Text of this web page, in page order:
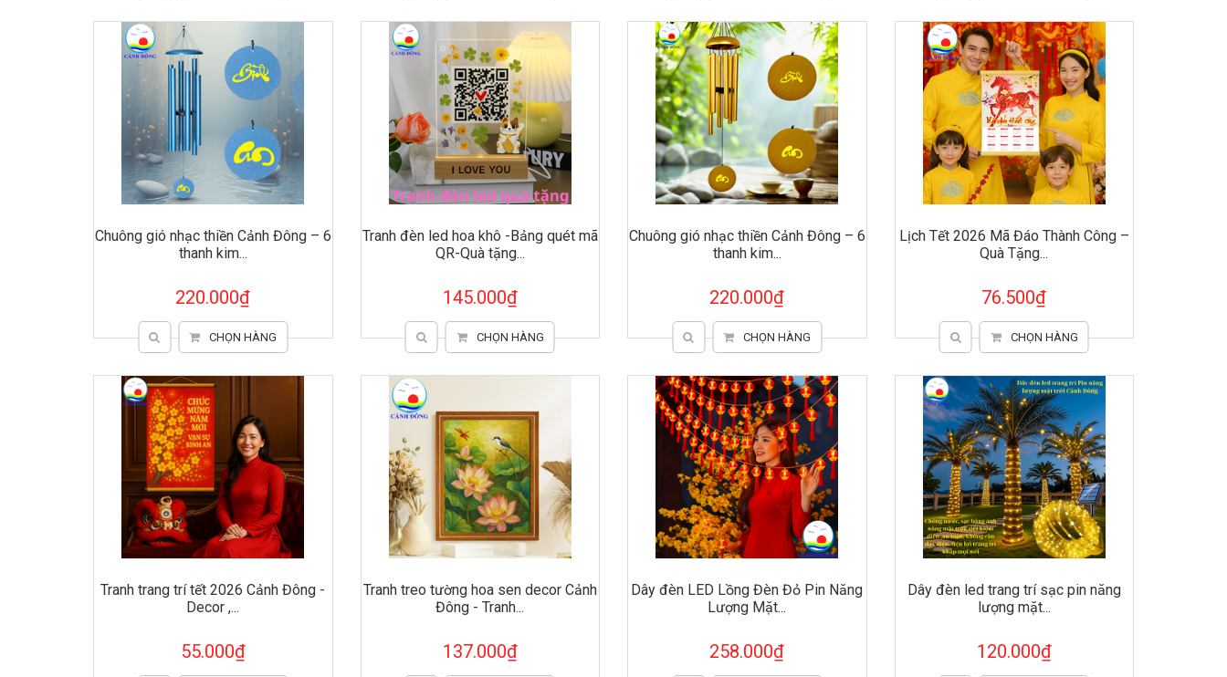
Chuông gió nhạc thiền Cảnh Đông – 6
thanh kim...
220.000₫
CHỌN HÀNG
Tranh đèn led hoa khô -Bảng quét mã
QR-Quà tặng...
145.000₫
CHỌN HÀNG
Chuông gió nhạc thiền Cảnh Đông – 6
thanh kim...
220.000₫
CHỌN HÀNG
Lịch Tết 2026 Mã Đáo Thành Công –
Quà Tặng...
76.500₫
CHỌN HÀNG
Tranh trang trí tết 2026 Cảnh Đông -
Decor ,...
55.000₫
Tranh treo tường hoa sen decor Cảnh
Đông - Tranh...
137.000₫
Dây đèn LED Lồng Đèn Đỏ Pin Năng
Lượng Mặt...
258.000₫
Dây đèn led trang trí sạc pin năng
lượng mặt...
120.000₫